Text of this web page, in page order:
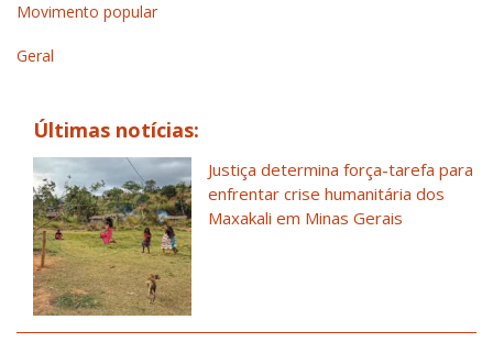
Movimento popular
Geral
Últimas notícias:
Justiça determina força-tarefa para
enfrentar crise humanitária dos
Maxakali em Minas Gerais